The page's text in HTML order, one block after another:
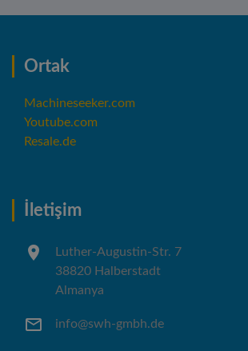
Ortak
Machineseeker.com
Youtube.com
Resale.de
İletişim
Luther-Augustin-Str. 7
38820 Halberstadt
Almanya
info@swh-gmbh.de